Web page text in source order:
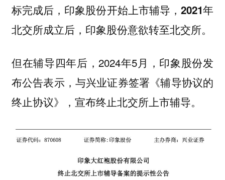
标完成后，印象股份开始上市辅导，2021年
北交所成立后，印象股份意欲转至北交所。
但在辅导四年后，2024年5月，印象股份发
布公告表示，与兴业证券签署《辅导协议的
终止协议》， 宣布终止北交所上市辅导。